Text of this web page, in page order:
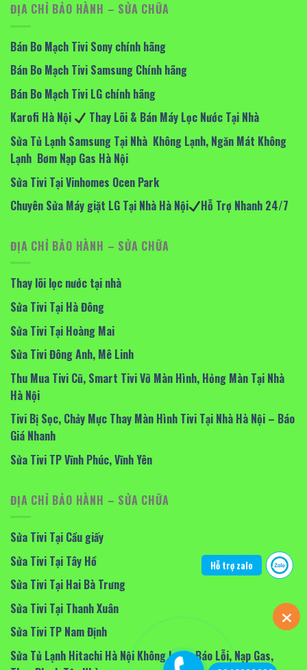
ĐỊA CHỈ BẢO HÀNH – SỬA CHỮA
Bán Bo Mạch Tivi Sony chính hãng
Bán Bo Mạch Tivi Samsung Chính hãng
Bán Bo Mạch Tivi LG chính hãng
Karofi Hà Nội
Thay Lõi & Bán Máy Lọc Nước Tại Nhà
Sửa Tủ Lạnh Samsung Tại Nhà Không Lạnh, Ngăn Mát Không
Lạnh Bơm Nạp Gas Hà Nội
Sửa Tivi Tại Vinhomes Ocen Park
Chuyên Sửa Máy giặt LG Tại Nhà Hà Nội
Hỗ Trợ Nhanh 24/7
ĐỊA CHỈ BẢO HÀNH – SỬA CHỮA
Thay lõi lọc nước tại nhà
Sửa Tivi Tại Hà Đông
Sửa Tivi Tại Hoàng Mai
Sửa Tivi Đông Anh, Mê Linh
Thu Mua Tivi Cũ, Smart Tivi Vỡ Màn Hình, Hỏng Màn Tại Nhà
Hà Nội
Tivi Bị Sọc, Chảy Mực Thay Màn Hình Tivi Tại Nhà Hà Nội – Báo
Giá Nhanh
Sửa Tivi TP Vĩnh Phúc, Vĩnh Yên
ĐỊA CHỈ BẢO HÀNH – SỬA CHỮA
Sửa Tivi Tại Cầu giấy
Sửa Tivi Tại Tây Hồ
Sửa Tivi Tại Hai Bà Trưng
Sửa Tivi Tại Thanh Xuân
Sửa Tivi TP Nam Định
Sửa Tủ Lạnh Hitachi Hà Nội Không Lạnh, Báo Lỗi, Nạp Gas,
Hỗ trợ zalo